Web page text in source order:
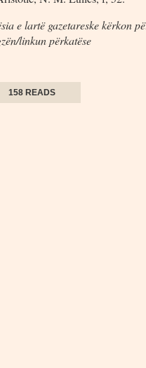
e lartë gazetareske kërkon
linkun përkatëse
158 READS